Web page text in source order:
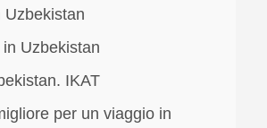
Uzbekistan
Uzbekistan
IKAT
per un viaggio in